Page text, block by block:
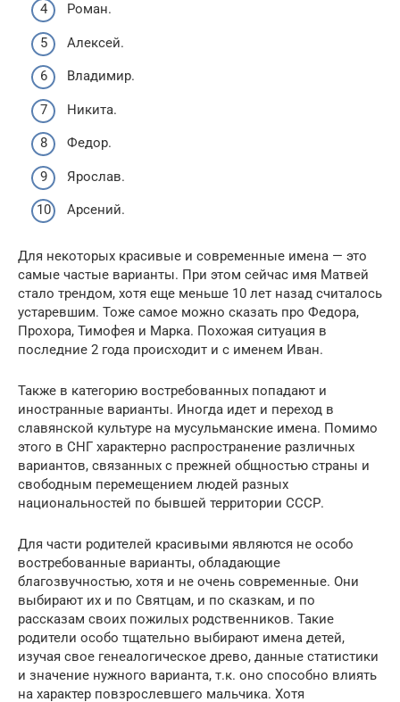
Роман.
Алексей.
Владимир.
Никита.
Федор.
Ярослав.
Арсений.
Для некоторых красивые и современные имена — это
самые частые варианты. При этом сейчас имя Матвей
стало трендом, хотя еще меньше 10 лет назад считалось
устаревшим. Тоже самое можно сказать про Федора,
Прохора, Тимофея и Марка. Похожая ситуация в
последние 2 года происходит и с именем Иван.
Также в категорию востребованных попадают и
иностранные варианты. Иногда идет и переход в
славянской культуре на мусульманские имена. Помимо
этого в СНГ характерно распространение различных
вариантов, связанных с прежней общностью страны и
свободным перемещением людей разных
национальностей по бывшей территории СССР.
Для части родителей красивыми являются не особо
востребованные варианты, обладающие
благозвучностью, хотя и не очень современные. Они
выбирают их и по Святцам, и по сказкам, и по
рассказам своих пожилых родственников. Такие
родители особо тщательно выбирают имена детей,
изучая свое генеалогическое древо, данные статистики
и значение нужного варианта, т.к. оно способно влиять
на характер повзрослевшего мальчика. Хотя